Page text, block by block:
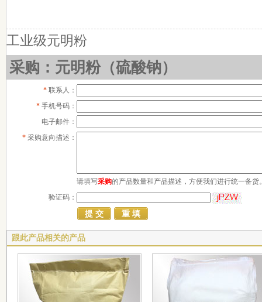
工业级元明粉
采购：元明粉（硫酸钠）
* 联系人：
* 手机号码：
电子邮件：
* 采购意向描述：
请填写采购的产品数量和产品描述，方便我们进行统一备货
验证码：
跟此产品相关的产品